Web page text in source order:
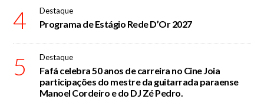
4 Destaque
Programa de Estágio Rede D’Or 2027
5 Destaque
Fafá celebra 50 anos de carreira no Cine Joia
participações do mestre da guitarrada paraense
Manoel Cordeiro e do DJ Zé Pedro.